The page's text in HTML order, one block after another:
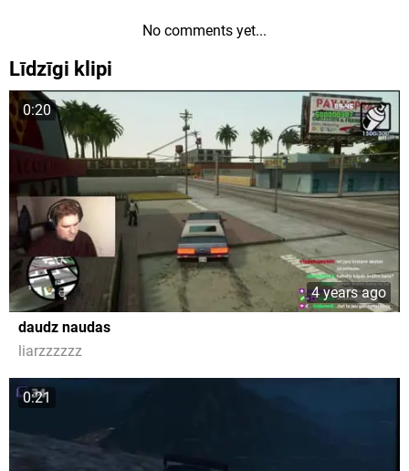
No comments yet...
Līdzīgi klipi
0:20
4 years ago
daudz naudas
liarzzzzzz
0:21